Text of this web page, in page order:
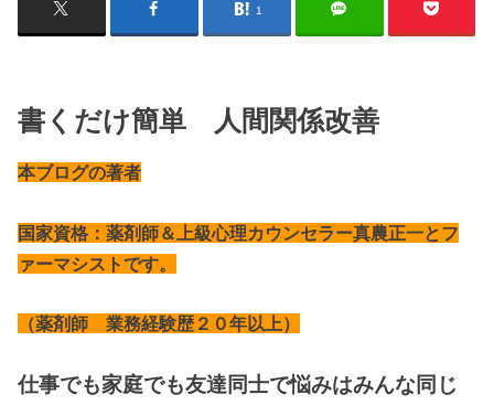
1
書くだけ簡単 人間関係改善
本ブログの著者
国家資格：薬剤師＆上級心理カウンセラー真農正一とフ
ァーマシストです。
（薬剤師 業務経験歴２０年以上）
仕事でも家庭でも友達同士で悩みはみんな同じ